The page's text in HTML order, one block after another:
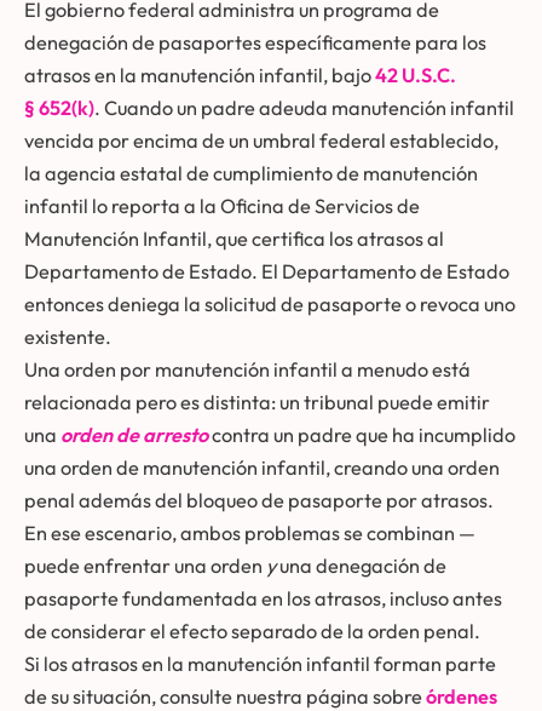
El gobierno federal administra un programa de
denegación de pasaportes específicamente para los
atrasos en la manutención infantil, bajo42 U.S.C.
§ 652(k). Cuando un padre adeuda manutención infantil
vencida por encima de un umbral federal establecido,
la agencia estatal de cumplimiento de manutención
infantil lo reporta a la Oficina de Servicios de
Manutención Infantil, que certifica los atrasos al
Departamento de Estado. El Departamento de Estado
entonces deniega la solicitud de pasaporte o revoca uno
existente.
Una orden por manutención infantil a menudo está
relacionada pero es distinta: un tribunal puede emitir
una orden de arrestocontra un padre que ha incumplido
una orden de manutención infantil, creando una orden
penal además del bloqueo de pasaporte por atrasos.
En ese escenario, ambos problemas se combinan —
puede enfrentar una orden yuna denegación de
pasaporte fundamentada en los atrasos, incluso antes
de considerar el efecto separado de la orden penal.
Si los atrasos en la manutención infantil forman parte
de su situación, consulte nuestra página sobreórdenes